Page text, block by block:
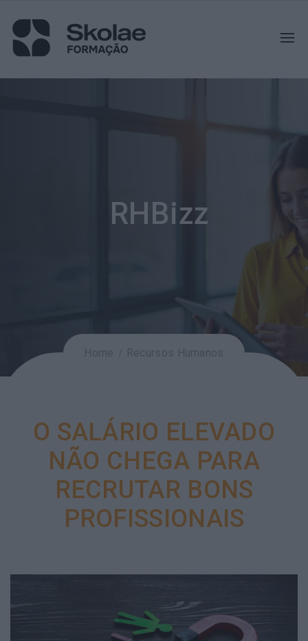
RHBizz
O SALÁRIO ELEVADO
NÃO CHEGA PARA
RECRUTAR BONS
PROFISSIONAIS